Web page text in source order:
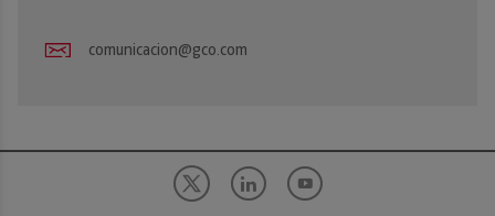
comunicacion@gco.com